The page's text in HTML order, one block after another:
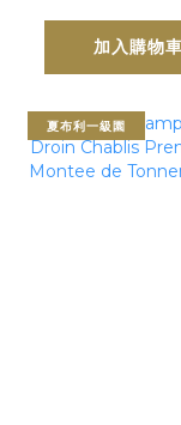
加入購物車
夏布利一級園